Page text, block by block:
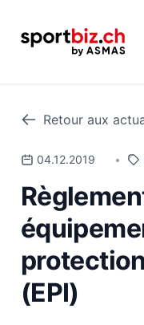
Retour aux
04.12.2019 •
(EPI)